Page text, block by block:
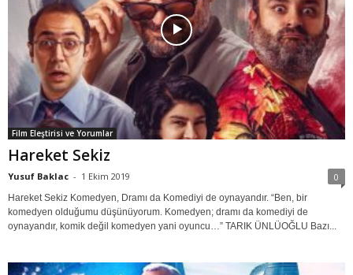
Film Eleştirisi ve Yorumlar
Hareket Sekiz
Yusuf Baklac - 1 Ekim 2019 0
Hareket Sekiz Komedyen, Dramı da Komediyi de oynayandır. “Ben, bir
komedyen olduğumu düşünüyorum. Komedyen; dramı da komediyi de
oynayandır, komik değil komedyen yani oyuncu…” TARIK ÜNLÜOĞLU Bazı...